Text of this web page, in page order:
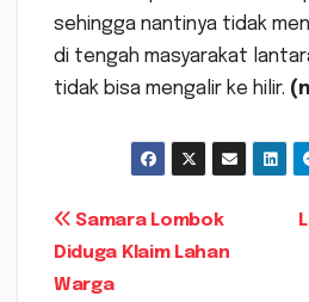
sehingga nantinya tidak
di tengah masyarakat
tidak bisa mengalir ke hilir.
Navigasi
pos
Samara Lombok
Diduga Klaim Lahan
Warga